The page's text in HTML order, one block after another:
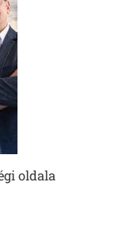
oldala